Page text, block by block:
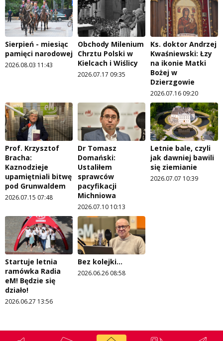
Sierpień - miesiąc
pamięci narodowej
2026.08.03 11:43
Obchody Milenium
Chrztu Polski w
Kielcach i Wiślicy
2026.07.17 09:35
Ks. doktor Andrzej
Kwaśniewski: Łzy
na ikonie Matki
Bożej w
Dzierzgowie
2026.07.16 09:20
Prof. Krzysztof
Bracha:
Kaznodzieje
upamiętniali bitwę
pod Grunwaldem
2026.07.15 07:48
Dr Tomasz
Domański:
Ustaliłem
sprawców
pacyfikacji
Michniowa
2026.07.10 10:13
Letnie bale, czyli
jak dawniej bawili
się ziemianie
2026.07.07 10:39
Startuje letnia
ramówka Radia
eM! Będzie się
działo!
2026.06.27 13:56
Bez kolejki...
2026.06.26 08:58